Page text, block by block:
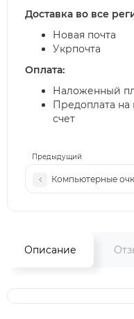
Предыдущий
Компьютерные
Доставка во все
Новая почта
Укрпочта
Оплата:
Наложенный
Предоплата на
счет
Описание